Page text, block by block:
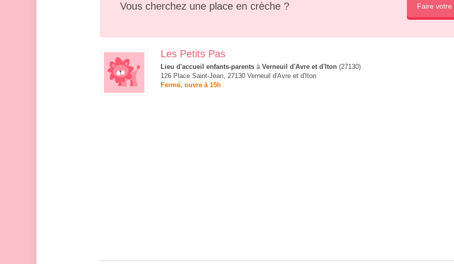
Vous cherchez une place en crèche ? Faire votre
Les Petits Pas
Lieu d'accueil enfants-parents à Verneuil d'Avre et d'Iton (27130)
126 Place Saint-Jean, 27130 Verneuil d'Avre et d'Iton
Fermé, ouvre à 15h